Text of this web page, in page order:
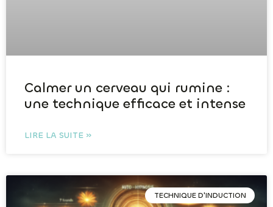
Calmer un cerveau qui rumine :
une technique efficace et intense
LIRE LA SUITE »
TECHNIQUE D'INDUCTION